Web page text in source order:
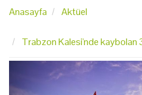
Anasayfa Aktüel
Trabzon Kalesi'nde kaybolan